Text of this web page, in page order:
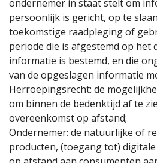
ondernemer in staat stelt om
persoonlijk is gericht, op te
toekomstige raadpleging of
periode die is afgestemd op het
informatie is bestemd, en die
van de opgeslagen informatie
Herroepingsrecht: de
om binnen de bedenktijd af te
overeenkomst op afstand;
Ondernemer: de natuurlijke of
producten, (toegang tot)